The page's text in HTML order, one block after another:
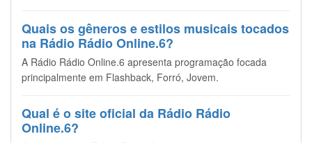
Quais os gêneros e estilos musicais tocados
na Rádio Rádio Online.6?
A Rádio Rádio Online.6 apresenta programação focada
principalmente em Flashback, Forró, Jovem.
Qual é o site oficial da Rádio Rádio
Online.6?